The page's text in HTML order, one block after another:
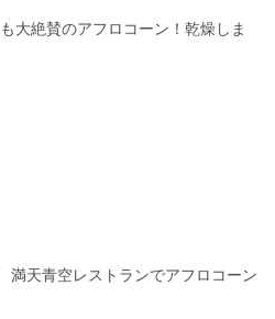
大絶賛のアフロコーン！乾燥しま
青空レストランでアフロコーン